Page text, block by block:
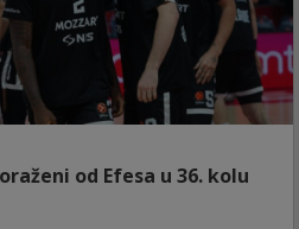
od Efesa u 36. kolu